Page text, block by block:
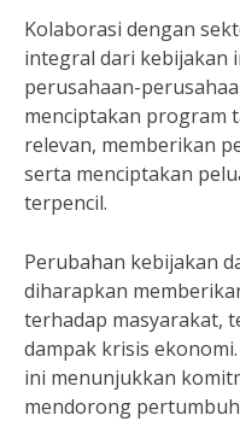
Kolaborasi dengan
integral dari kebijakan
perusahaan-
menciptakan program
relevan, memberikan
serta menciptakan
terpencil.
Perubahan kebijakan
diharapkan
terhadap masyarakat,
dampak krisis
ini menunjukkan
mendorong